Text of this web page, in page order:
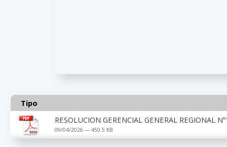
Tipo
RESOLUCION GERENCIAL GENERAL REGIONAL
09/04/2026 — 450.5 KB